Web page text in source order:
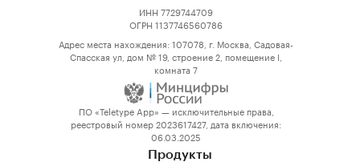
ИНН 7729744709
ОГРН 1137746560786
Адрес места нахождения: 107078, г. Москва, Садовая-
Спасская ул, дом № 19, строение 2, помещение I,
комната 7
ПО «Teletype App» — исключительные права,
реестровый номер 2023617427, дата включения:
06.03.2025
Продукты